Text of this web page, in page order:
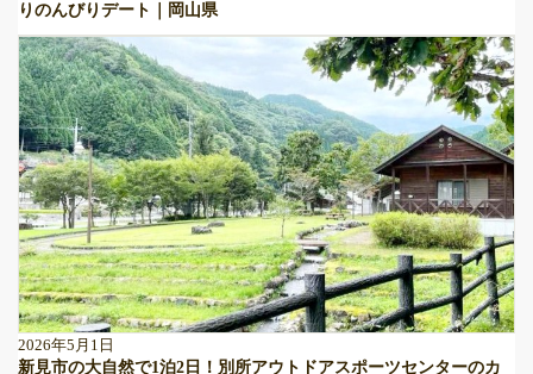
りのんびりデート｜岡山県
2026年5月1日
新見市の大自然で1泊2日！別所アウトドアスポーツセンターのカ